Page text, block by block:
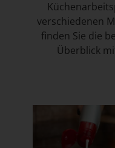
verschiedenen
finden Sie die
Überblick